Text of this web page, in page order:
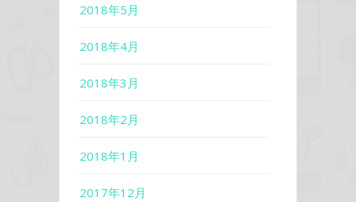
2018年5月
2018年4月
2018年3月
2018年2月
2018年1月
2017年12月